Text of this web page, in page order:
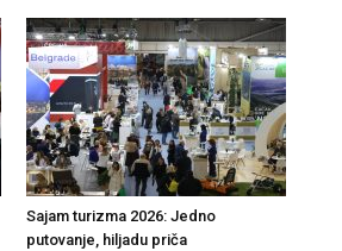
Sajam turizma 2026: Jedno
putovanje, hiljadu priča